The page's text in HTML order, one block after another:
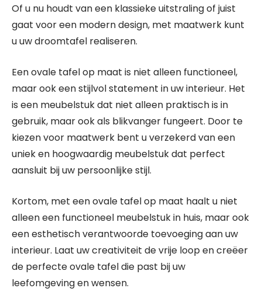
Of u nu houdt van een klassieke uitstraling of juist
gaat voor een modern design, met maatwerk kunt
u uw droomtafel realiseren.
Een ovale tafel op maat is niet alleen functioneel,
maar ook een stijlvol statement in uw interieur. Het
is een meubelstuk dat niet alleen praktisch is in
gebruik, maar ook als blikvanger fungeert. Door te
kiezen voor maatwerk bent u verzekerd van een
uniek en hoogwaardig meubelstuk dat perfect
aansluit bij uw persoonlijke stijl.
Kortom, met een ovale tafel op maat haalt u niet
alleen een functioneel meubelstuk in huis, maar ook
een esthetisch verantwoorde toevoeging aan uw
interieur. Laat uw creativiteit de vrije loop en creëer
de perfecte ovale tafel die past bij uw
leefomgeving en wensen.